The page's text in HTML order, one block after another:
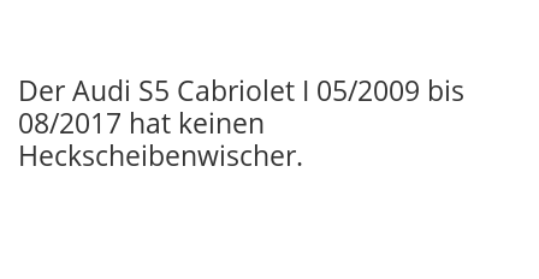
Der Audi S5 Cabriolet I 05/2009 bis
08/2017 hat keinen
Heckscheibenwischer.